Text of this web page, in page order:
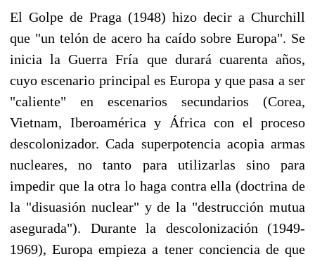
El Golpe de Praga (1948) hizo decir a Churchill
que "un telón de acero ha caído sobre Europa". Se
inicia la Guerra Fría que durará cuarenta años,
cuyo escenario principal es Europa y que pasa a ser
"caliente" en escenarios secundarios (Corea,
Vietnam, Iberoamérica y África con el proceso
descolonizador. Cada superpotencia acopia armas
nucleares, no tanto para utilizarlas sino para
impedir que la otra lo haga contra ella (doctrina de
la "disuasión nuclear" y de la "destrucción mutua
asegurada"). Durante la descolonización (1949-
1969), Europa empieza a tener conciencia de que